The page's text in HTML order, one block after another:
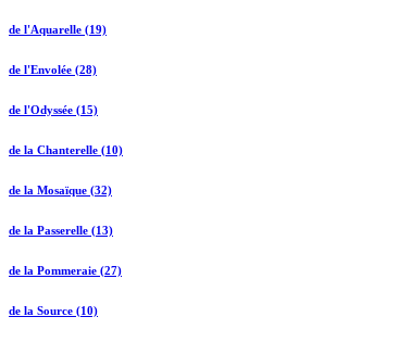
de l'Aquarelle (19)
de l'Envolée (28)
de l'Odyssée (15)
de la Chanterelle (10)
de la Mosaïque (32)
de la Passerelle (13)
de la Pommeraie (27)
de la Source (10)